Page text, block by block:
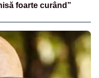
foarte curând”